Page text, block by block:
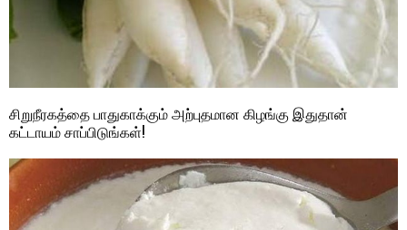
சிறுநீரகத்தை பாதுகாக்கும் அற்புதமான கிழங்கு இதுதான்
கட்டாயம் சாப்பிடுங்கள்!